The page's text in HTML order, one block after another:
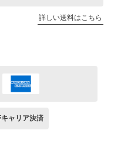
詳しい送料はこちら
ャリア決済